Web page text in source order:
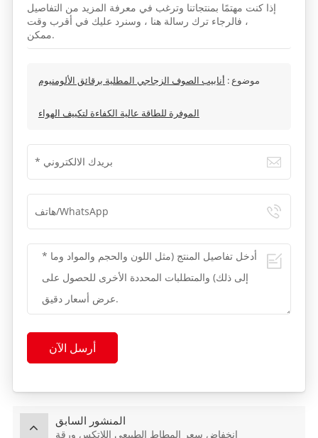
إذا كنت مهتمًا بمنتجاتنا وترغب في معرفة المزيد من التفاصيل
، فالرجاء ترك رسالة هنا ، وسنرد عليك في أقرب وقت
ممكن.
موضوع : أنابيب الصوف الزجاجي المطلية برقائق الألومنيوم
الموفرة للطاقة عالية الكفاءة لتكييف الهواء
أرسل الآن
المنشور السابق
انخفاض سعر المطاط الطبيعي اللاتكس ورقة